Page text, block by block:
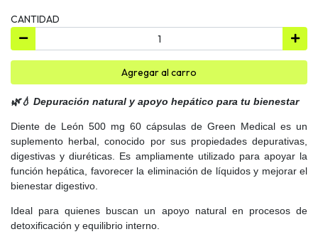
CANTIDAD
Agregar al carro
🌿💧 Depuración natural y apoyo hepático para tu bienestar
Diente de León 500 mg 60 cápsulas de Green Medical es un
suplemento herbal, conocido por sus propiedades depurativas,
digestivas y diuréticas. Es ampliamente utilizado para apoyar la
función hepática, favorecer la eliminación de líquidos y mejorar el
bienestar digestivo.
Ideal para quienes buscan un apoyo natural en procesos de
detoxificación y equilibrio interno.